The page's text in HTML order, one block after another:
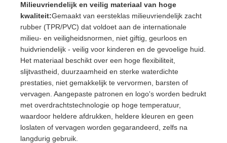
Milieuvriendelijk en veilig materiaal van hoge
kwaliteit:Gemaakt van eersteklas milieuvriendelijk zacht
rubber (TPR/PVC) dat voldoet aan de internationale
milieu- en veiligheidsnormen, niet giftig, geurloos en
huidvriendelijk - veilig voor kinderen en de gevoelige huid.
Het materiaal beschikt over een hoge flexibiliteit,
slijtvastheid, duurzaamheid en sterke waterdichte
prestaties, niet gemakkelijk te vervormen, barsten of
vervagen. Aangepaste patronen en logo's worden bedrukt
met overdrachtstechnologie op hoge temperatuur,
waardoor heldere afdrukken, heldere kleuren en geen
loslaten of vervagen worden gegarandeerd, zelfs na
langdurig gebruik.